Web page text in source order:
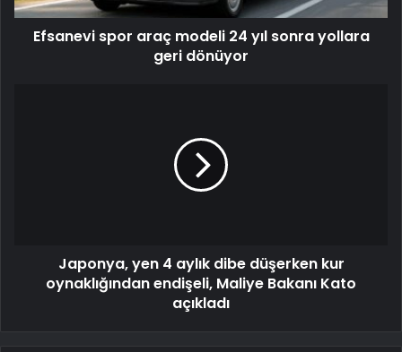
Efsanevi spor araç modeli 24 yıl sonra yollara
geri dönüyor
Japonya, yen 4 aylık dibe düşerken kur
oynaklığından endişeli, Maliye Bakanı Kato
açıkladı